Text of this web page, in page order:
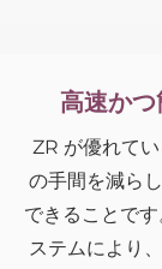
高速か
ZR が優れて
の手間を減ら
できることで
ステムにより